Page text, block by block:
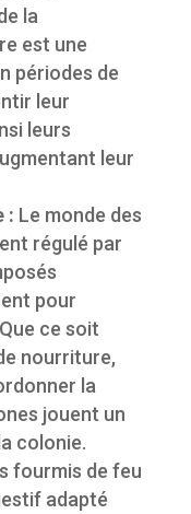
la
est une
périodes de
leur
leurs
leur
: Le monde des
régulé par
pour
ce soit
nourriture,
la
jouent un
colonie.
fourmis de feu
adapté